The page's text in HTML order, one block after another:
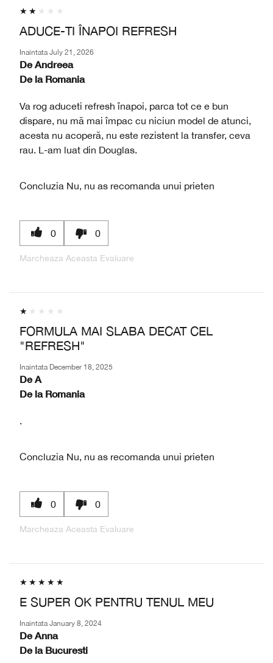
ADUCE-TI ÎNAPOI REFRESH
Inaintata July 21, 2026
De Andreea
De la Romania
Va rog aduceti refresh înapoi, parca tot ce e bun
dispare, nu mă mai împac cu niciun model de atunci,
acesta nu acoperă, nu este rezistent la transfer, ceva
rau. L-am luat din Douglas.
Concluzia Nu, nu as recomanda unui prieten
0 0
Marcheaza Aceasta Evaluare
FORMULA MAI SLABA DECAT CEL
"REFRESH"
Inaintata December 18, 2025
De A
De la Romania
Concluzia Nu, nu as recomanda unui prieten
0 0
Marcheaza Aceasta Evaluare
E SUPER OK PENTRU TENUL MEU
Inaintata January 8, 2024
De Anna
De la Bucuresti